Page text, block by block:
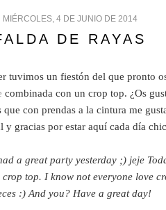
MIÉRCOLES, 4 DE JUNIO DE 2014
DE RAYAS
tuvimos un fiestón del que pronto
combinada con un crop top. ¿Os
con prendas a la cintura me
y gracias por estar aquí cada día
a great party yesterday ;) jeje
top. I know not everyone love
:) And you? Have a great day!